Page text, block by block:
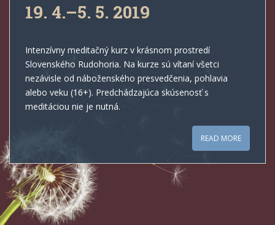
19. 4.–5. 5. 2019
Intenzívny meditačný kurz v krásnom prostredí
Slovenského Rudohoria. Na kurze sú vítaní všetci
nezávisle od náboženského presvedčenia, pohlavia
alebo veku (16+). Predchádzajúca skúsenosť s
meditáciou nie je nutná.
READ MORE